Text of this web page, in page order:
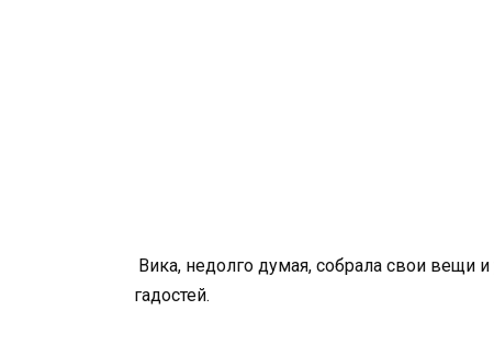
Вика, недолго думая, собрала свои вещи
гадостей.